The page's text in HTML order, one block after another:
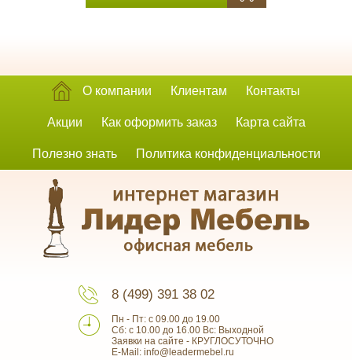
О компании Клиентам Контакты
Акции Как оформить заказ Карта сайта
Полезно знать Политика конфиденциальности
8 (499) 391 38 02
Пн - Пт: с 09.00 до 19.00
Сб: с 10.00 до 16.00 Вс: Выходной
Заявки на сайте - КРУГЛОСУТОЧНО
E-Mail: info@leadermebel.ru